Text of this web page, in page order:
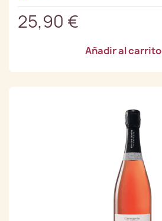
25,90 €
Añadir al carrito